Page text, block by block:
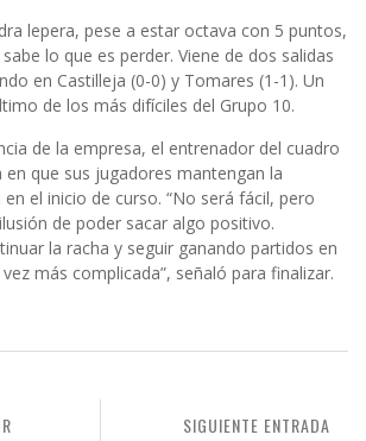
lepera, pese a estar octava con 5 puntos,
lo que es perder. Viene de dos salidas
en Castilleja (0-0) y Tomares (1-1). Un
de los más difíciles del Grupo 10.
de la empresa, el entrenador del cuadro
que sus jugadores mantengan la
el inicio de curso. “No será fácil, pero
de poder sacar algo positivo.
la racha y seguir ganando partidos en
más complicada”, señaló para finalizar.
SIGUIENTE ENTRADA